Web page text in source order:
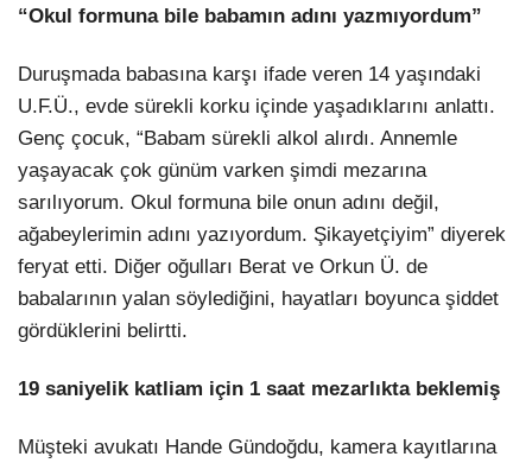
“Okul formuna bile babamın adını yazmıyordum”
Duruşmada babasına karşı ifade veren 14 yaşındaki
U.F.Ü., evde sürekli korku içinde yaşadıklarını anlattı.
Genç çocuk, “Babam sürekli alkol alırdı. Annemle
yaşayacak çok günüm varken şimdi mezarına
sarılıyorum. Okul formuna bile onun adını değil,
ağabeylerimin adını yazıyordum. Şikayetçiyim” diyerek
feryat etti. Diğer oğulları Berat ve Orkun Ü. de
babalarının yalan söylediğini, hayatları boyunca şiddet
gördüklerini belirtti.
19 saniyelik katliam için 1 saat mezarlıkta beklemiş
Müşteki avukatı Hande Gündoğdu, kamera kayıtlarına